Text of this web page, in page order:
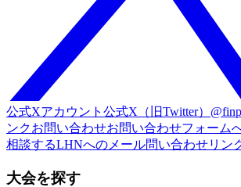
公式Xアカウント 公式X（旧Twitter）
ンクお問い合わせお問い合わせフォーム
相談するLHNへのメール問い合わせリン
大会を探す